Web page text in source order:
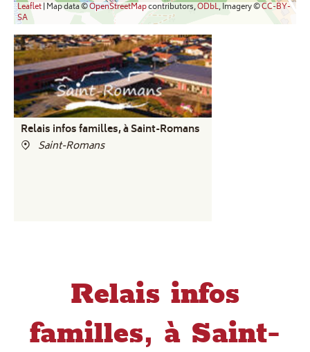
Leaflet| Map data ©OpenStreetMapcontributors,ODbL, Imagery ©CC-BY-
SA
Relais infos familles, à Saint-Romans
Saint-Romans
Relais infos
familles, à Saint-